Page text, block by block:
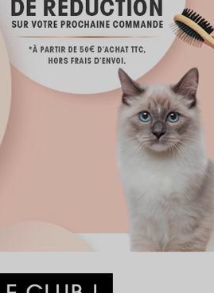
PIPETTE
ANTIPARASITAIRE...
A partir de16,95 €
TTC